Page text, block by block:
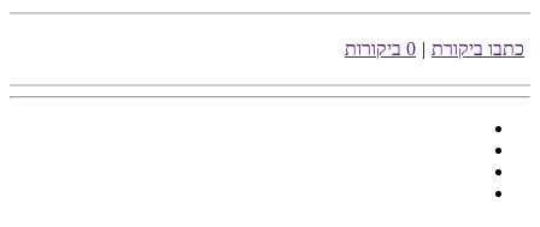
כתבו ביקורת | 0 ביקורות